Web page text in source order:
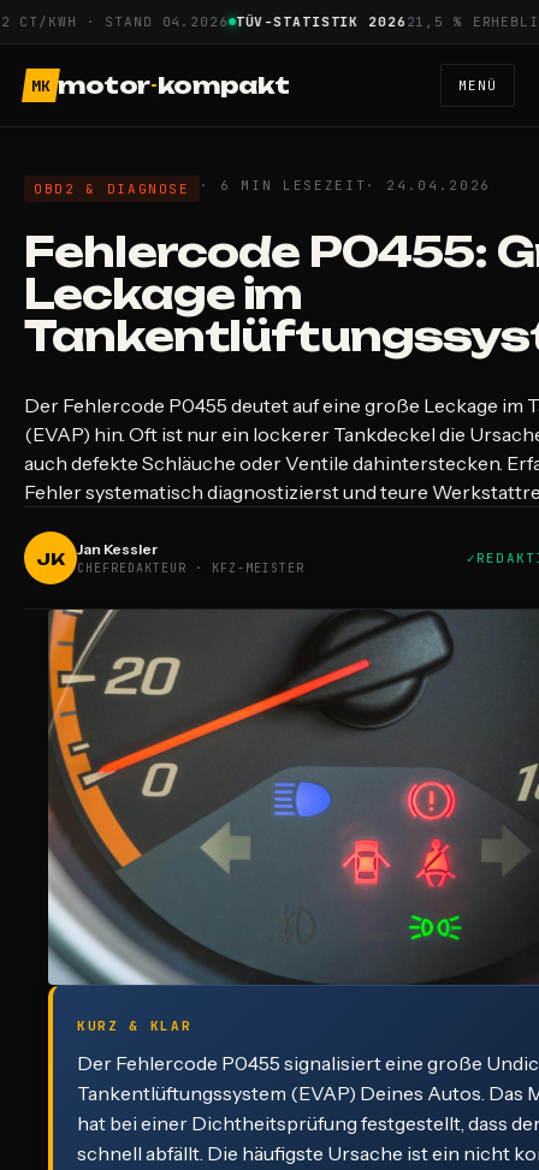
Zum
Inhalt
springen
· STAND 04.2026 TÜV-STATISTIK 202621,5 % ERHEBLICHE
MK motor-kompakt MENÜ
OBD2 & DIAGNOSE · 6 MIN LESEZEIT · 24.04.2026
Fehlercode P0455:
Leckage im
Der Fehlercode P0455 deutet auf eine große Leckage im
(EVAP) hin. Oft ist nur ein lockerer Tankdeckel die
auch defekte Schläuche oder Ventile dahinterstecken.
Fehler systematisch diagnostizierst und teure
JK Jan Kessler
CHEFREDAKTEUR · KFZ-MEISTER
KURZ & KLAR
Der Fehlercode P0455 signalisiert eine große
Tankentlüftungssystem (EVAP) Deines Autos. Das
hat bei einer Dichtheitsprüfung festgestellt, dass
schnell abfällt. Die häufigste Ursache ist ein nicht